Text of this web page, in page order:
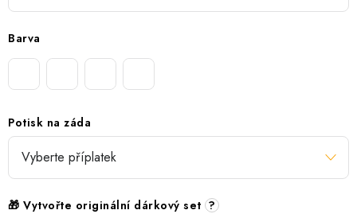
Barva
Potisk na záda
🎁 Vytvořte originální dárkový set ?